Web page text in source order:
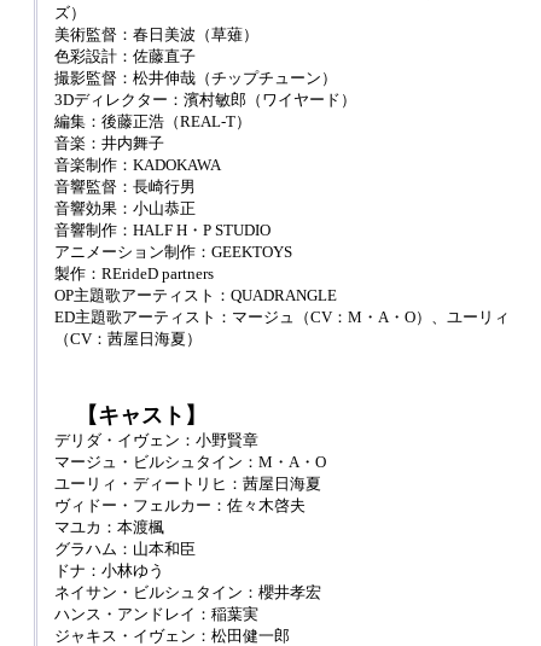
ズ）
美術監督：春日美波（草薙）
色彩設計：佐藤直子
撮影監督：松井伸哉（チップチューン）
3Dディレクター：濱村敏郎（ワイヤード）
編集：後藤正浩（REAL-T）
音楽：井内舞子
音楽制作：KADOKAWA
音響監督：長崎行男
音響効果：小山恭正
音響制作：HALF H・P STUDIO
アニメーション制作：GEEKTOYS
製作：RErideD partners
OP主題歌アーティスト：QUADRANGLE
ED主題歌アーティスト：マージュ（CV：M・A・O）、ユーリィ
（CV：茜屋日海夏）
【キャスト】
デリダ・イヴェン：小野賢章
マージュ・ビルシュタイン：M・A・O
ユーリィ・ディートリヒ：茜屋日海夏
ヴィドー・フェルカー：佐々木啓夫
マユカ：本渡楓
グラハム：山本和臣
ドナ：小林ゆう
ネイサン・ビルシュタイン：櫻井孝宏
ハンス・アンドレイ：稲葉実
ジャキス・イヴェン：松田健一郎